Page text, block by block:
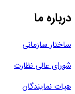
درباره ما
ساختار سازمانی
شورای عالی نظارت
هیات نمایندگان